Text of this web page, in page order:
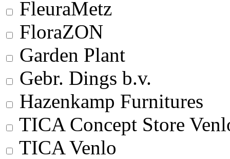
FleuraMetz
FloraZON
Garden Plant
Gebr. Dings b.v.
Hazenkamp Furnitures
TICA Concept Store
TICA Venlo